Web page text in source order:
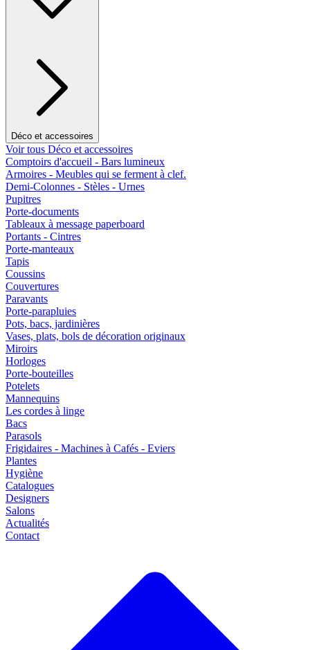
Déco et accessoires
Voir tous Déco et accessoires
Comptoirs d'accueil - Bars lumineux
Armoires - Meubles qui se ferment à clef.
Demi-Colonnes - Stèles - Urnes
Pupitres
Porte-documents
Tableaux à message paperboard
Portants - Cintres
Porte-manteaux
Tapis
Coussins
Couvertures
Paravants
Porte-parapluies
Pots, bacs, jardinières
Vases, plats, bols de décoration originaux
Miroirs
Horloges
Porte-bouteilles
Potelets
Mannequins
Les cordes à linge
Bacs
Parasols
Frigidaires - Machines à Cafés - Eviers
Plantes
Hygiène
Catalogues
Designers
Salons
Actualités
Contact